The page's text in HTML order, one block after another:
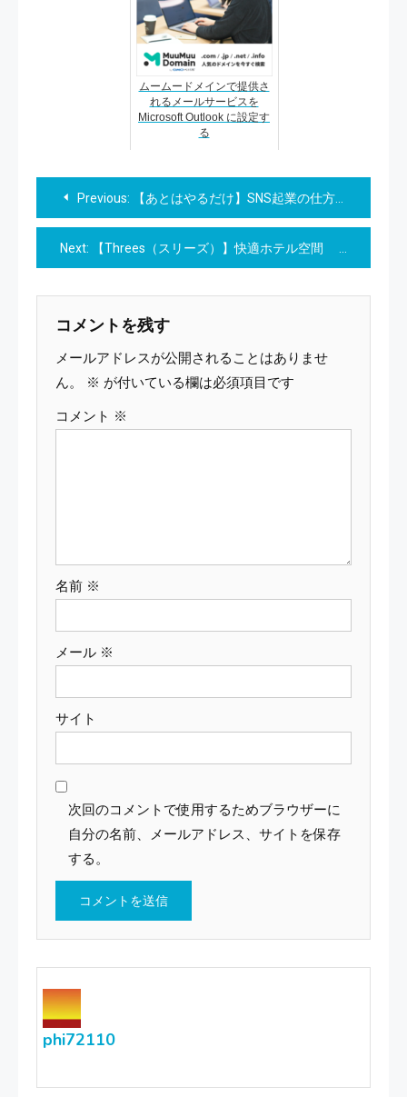
ムームードメインで提供さ
れるメールサービスを
Microsoft Outlook に設定す
る
投
稿
ナ
ビ
ゲ
ー
シ
Previous: 【あとはやるだけ】SNS起業の仕方を5ステップのテンプレートで完全攻略
Next: 【Threes（スリーズ）】快適ホテル空間 31都市15分単位で利用できる・トーキョーサンマルナナ株式会社
コメントを残す
メールアドレスが公開されることはありませ
ん。
※ が付いている欄は必須項目です
コメント ※
名前 ※
メール ※
サイト
次回のコメントで使用するためブラウザーに
自分の名前、メールアドレス、サイトを保存
する。
phi72110